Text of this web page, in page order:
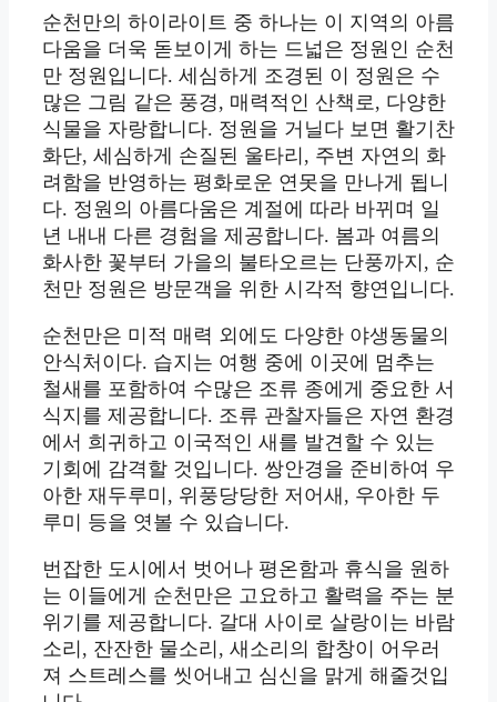
순천만의 하이라이트 중 하나는 이 지역의 아름
다움을 더욱 돋보이게 하는 드넓은 정원인 순천
만 정원입니다. 세심하게 조경된 이 정원은 수
많은 그림 같은 풍경, 매력적인 산책로, 다양한
식물을 자랑합니다. 정원을 거닐다 보면 활기찬
화단, 세심하게 손질된 울타리, 주변 자연의 화
려함을 반영하는 평화로운 연못을 만나게 됩니
다. 정원의 아름다움은 계절에 따라 바뀌며 일
년 내내 다른 경험을 제공합니다. 봄과 여름의
화사한 꽃부터 가을의 불타오르는 단풍까지, 순
천만 정원은 방문객을 위한 시각적 향연입니다.
순천만은 미적 매력 외에도 다양한 야생동물의
안식처이다. 습지는 여행 중에 이곳에 멈추는
철새를 포함하여 수많은 조류 종에게 중요한 서
식지를 제공합니다. 조류 관찰자들은 자연 환경
에서 희귀하고 이국적인 새를 발견할 수 있는
기회에 감격할 것입니다. 쌍안경을 준비하여 우
아한 재두루미, 위풍당당한 저어새, 우아한 두
루미 등을 엿볼 수 있습니다.
번잡한 도시에서 벗어나 평온함과 휴식을 원하
는 이들에게 순천만은 고요하고 활력을 주는 분
위기를 제공합니다. 갈대 사이로 살랑이는 바람
소리, 잔잔한 물소리, 새소리의 합창이 어우러
져 스트레스를 씻어내고 심신을 맑게 해줄것입